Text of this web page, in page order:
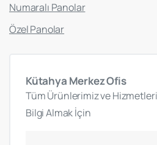
Numaralı Panolar
Özel Panolar
Kütahya MerkezOfis
Tüm Ürünlerimiz ve
Bilgi Almak İçin